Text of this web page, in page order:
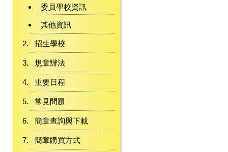
委員學校資訊
其他資訊
招生學校
規章辦法
重要日程
常見問題
簡章查詢與下載
簡章購買方式